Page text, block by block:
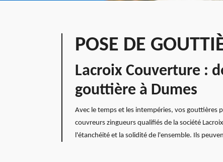
POSE DE
Lacroix Couverture :
gouttière à Dumes
Avec le temps et les intempéries, vos gouttières
couvreurs zingueurs qualifiés de la société
l'étanchéité et la solidité de l'ensemble. Ils